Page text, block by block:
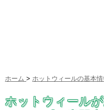
ホーム > ホットウィールの基本情
ホットウィール